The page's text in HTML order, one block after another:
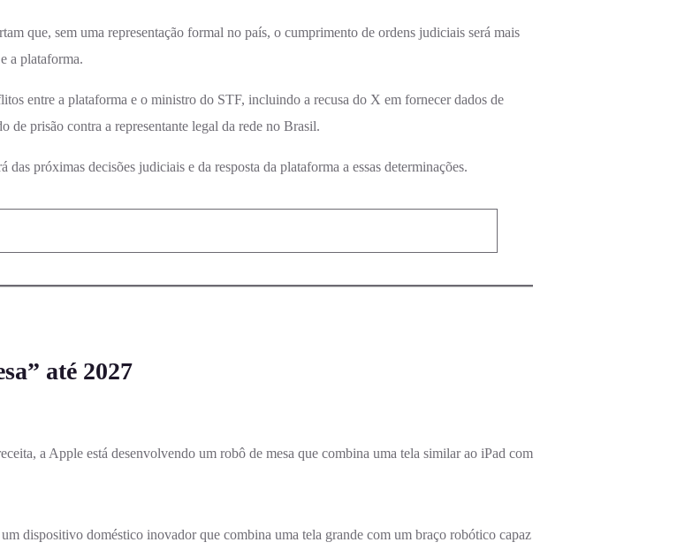
que, sem uma representação formal no país, o cumprimento de ordens judiciais será mais
a plataforma.
entre a plataforma e o ministro do STF, incluindo a recusa do X em fornecer dados de
de prisão contra a representante legal da rede no Brasil.
próximas decisões judiciais e da resposta da plataforma a essas determinações.
até 2027
a Apple está desenvolvendo um robô de mesa que combina uma tela similar ao iPad com
dispositivo doméstico inovador que combina uma tela grande com um braço robótico capaz